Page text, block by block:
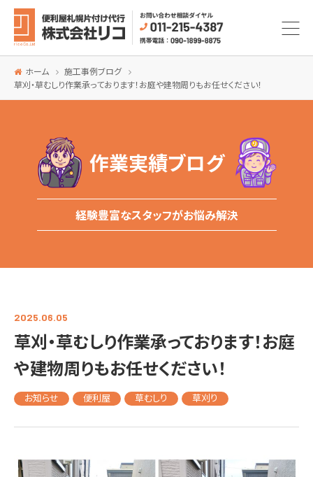
ホーム
施工事例ブログ
草刈・草むしり作業承っております！お庭や建物周りもお任せください！
作業実績ブログ
経験豊富なスタッフがお悩み解決
2025.06.05
草刈・草むしり作業承っております！お庭
や建物周りもお任せください！
お知らせ 便利屋 草むしり 草刈り